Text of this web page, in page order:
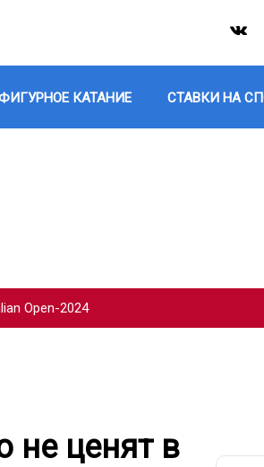
КАТАНИЕ СТАВКИ НА
Open-2024
не ценят в